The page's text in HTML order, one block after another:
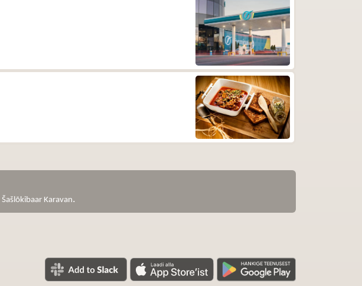
Šašlõkibaar Karavan.